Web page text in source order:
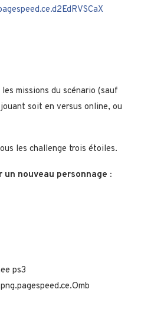
missions du scénario (sauf
soit en versus online, ou
les challenge trois étoiles.
un nouveau personnage :